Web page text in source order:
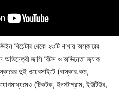
থিয়েটার থেকে ২৩টি শাখায় অস্কারের
জাসি বিটস ও অভিনেতা জ্যাক
দুই ওয়েবসাইটে (অস্কার.কম,
(টিকটক, ইনস্টাগ্রাম, ইউটিউব,